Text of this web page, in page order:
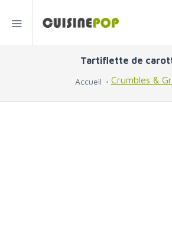
Tartiflette de
Accueil Crumbles &